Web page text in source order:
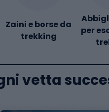
Zaini e borse da
trekking
per
vetta